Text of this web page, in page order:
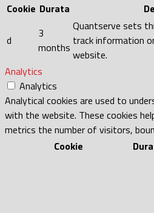
Cookie Durata
d
3
months
Quantserve sets
track information
website.
Analytics
Analytics
Analytical cookies are used to
with the website. These cookies
metrics the number of visitors,
Cookie